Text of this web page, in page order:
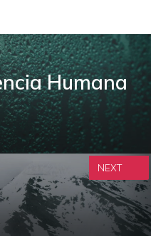
Humana
NEXT